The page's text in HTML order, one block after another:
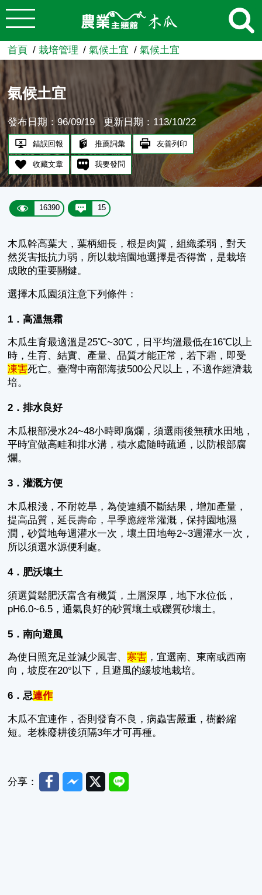
跳到主要內容
農業知識入口網
首頁 栽培管理 氣候土宜 氣候土宜
氣候土宜
發布日期：96/09/19 更新日期：113/10/22
錯誤回報 推薦詞彙 友善列印
收藏文章 我要發問
16390 15
木瓜幹高葉大，葉柄細長，根是肉質，組織柔弱，對天
然災害抵抗力弱，所以栽培園地選擇是否得當，是栽培
成敗的重要關鍵。
選擇木瓜園須注意下列條件：
1．高溫無霜
木瓜生育最適溫是25℃~30℃，日平均溫最低在16℃以上
時，生育、結實、產量、品質才能正常，若下霜，即受
凍害死亡。臺灣中南部海拔500公尺以上，不適作經濟栽
培。
2．排水良好
木瓜根部浸水24~48小時即腐爛，須選雨後無積水田地，
平時宜做高畦和排水溝，積水處隨時疏通，以防根部腐
爛。
3．灌溉方便
木瓜根淺，不耐乾旱，為使連續不斷結果，增加產量，
提高品質，延長壽命，旱季應經常灌溉，保持園地濕
潤，砂質地每週灌水一次，壤土田地每2~3週灌水一次，
所以須選水源便利處。
4．肥沃壤土
須選質鬆肥沃富含有機質，土層深厚，地下水位低，
pH6.0~6.5，通氣良好的砂質壤土或礫質砂壤土。
5．南向避風
為使日照充足並減少風害、寒害 ，宜選南、東南或西南
向，坡度在20°以下，且避風的緩坡地栽培。
6．忌連作
木瓜不宜連作，否則發育不良，病蟲害嚴重，樹齡縮
短。老株廢耕後須隔3年才可再種。
分享： FacebookMessenger
TwitterLine